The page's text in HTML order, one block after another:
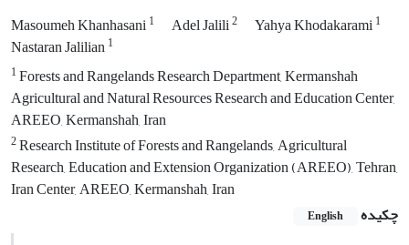
Masoumeh Khanhasani1 Adel Jalili2 Yahya Khodakarami1
Nastaran Jalilian1
1Forests and Rangelands Research Department, Kermanshah
Agricultural and Natural Resources Research and Education Center,
AREEO, Kermanshah, Iran
2Research Institute of Forests and Rangelands, Agricultural
Research, Education and Extension Organization (AREEO), Tehran,
Iran Center, AREEO, Kermanshah, Iran
چکیده
English